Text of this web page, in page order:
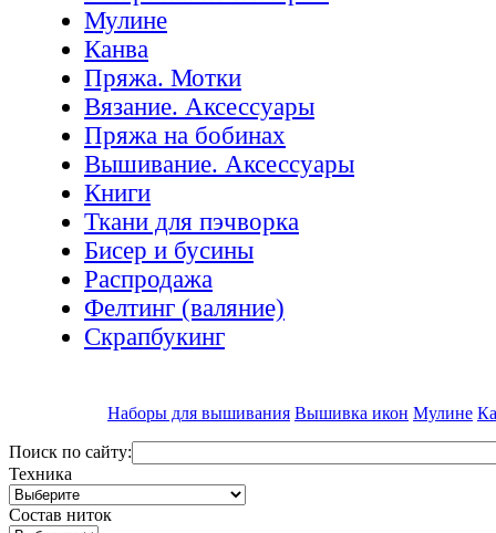
Мулине
Канва
Пряжа. Мотки
Вязание. Аксессуары
Пряжа на бобинах
Вышивание. Аксессуары
Книги
Ткани для пэчворка
Бисер и бусины
Распродажа
Фелтинг (валяние)
Скрапбукинг
Наборы для вышивания Вышивка икон Мулине
Поиск по сайту:
Техника
Состав ниток